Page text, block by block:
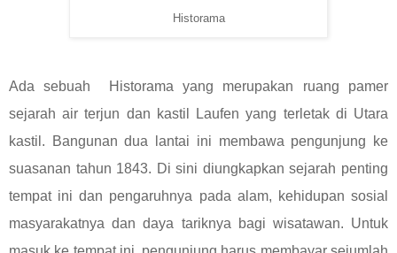
Historama
Ada sebuah Historama yang merupakan ruang pamer
sejarah air terjun dan kastil Laufen yang terletak di Utara
kastil. Bangunan dua lantai ini membawa pengunjung ke
suasanan tahun 1843. Di sini diungkapkan sejarah penting
tempat ini dan pengaruhnya pada alam, kehidupan sosial
masyarakatnya dan daya tariknya bagi wisatawan. Untuk